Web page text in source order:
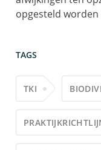
opgesteld
TAGS
TKI